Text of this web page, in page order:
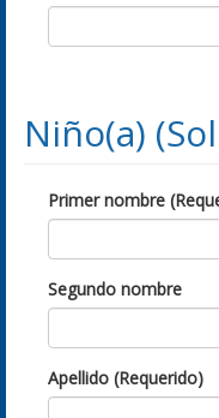
Niño(a)
Primer nombre
Segundo nombre
Apellido (Requerido)